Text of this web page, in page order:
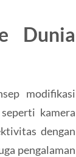
Dunia
modifikasi
kamera
dengan
pengalaman